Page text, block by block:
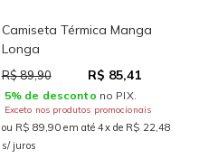
Camiseta Térmica Manga
Longa
R$ 89,90 R$ 85,41
5% de desconto no PIX.
Exceto nos produtos promocionais
ou R$ 89,90 em até 4x de R$ 22,48
s/ juros